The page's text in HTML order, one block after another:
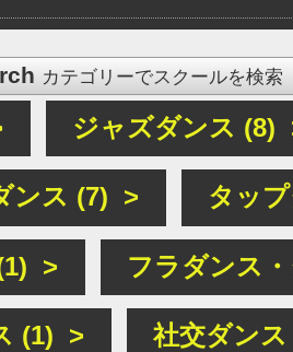
カテゴリーでスクールを検索
ジャズダンス (8)
ンス (7) > タッ
> フラダンス
(1) > 社交ダン